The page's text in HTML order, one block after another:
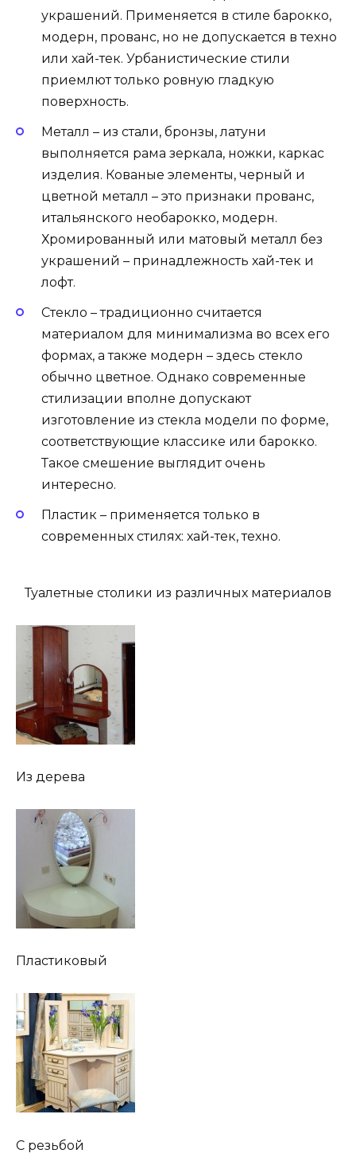
украшений. Применяется в стиле барокко,
модерн, прованс, но не допускается в техно
или хай-тек. Урбанистические стили
приемлют только ровную гладкую
поверхность.
Металл – из стали, бронзы, латуни
выполняется рама зеркала, ножки, каркас
изделия. Кованые элементы, черный и
цветной металл – это признаки прованс,
итальянского необарокко, модерн.
Хромированный или матовый металл без
украшений – принадлежность хай-тек и
лофт.
Стекло – традиционно считается
материалом для минимализма во всех его
формах, а также модерн – здесь стекло
обычно цветное. Однако современные
стилизации вполне допускают
изготовление из стекла модели по форме,
соответствующие классике или барокко.
Такое смешение выглядит очень
интересно.
Пластик – применяется только в
современных стилях: хай-тек, техно.
Туалетные столики из различных материалов
Из дерева
Пластиковый
C резьбой